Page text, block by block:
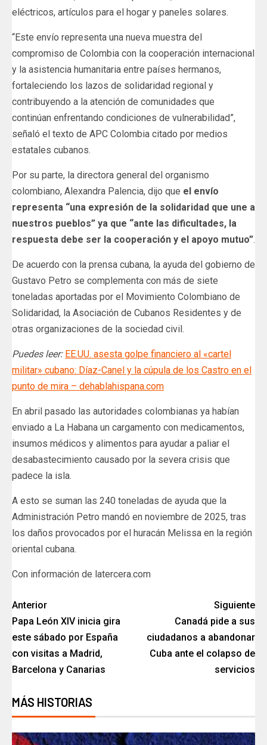
eléctricos, artículos para el hogar y paneles solares.
“Este envío representa una nueva muestra del
compromiso de Colombia con la cooperación internacional
y la asistencia humanitaria entre países hermanos,
fortaleciendo los lazos de solidaridad regional y
contribuyendo a la atención de comunidades que
continúan enfrentando condiciones de vulnerabilidad”,
señaló el texto de APC Colombia citado por medios
estatales cubanos.
Por su parte, la directora general del organismo
colombiano, Alexandra Palencia, dijo que el envío
representa “una expresión de la solidaridad que une a
nuestros pueblos” ya que “ante las dificultades, la
respuesta debe ser la cooperación y el apoyo mutuo”.
De acuerdo con la prensa cubana, la ayuda del gobierno de
Gustavo Petro se complementa con más de siete
toneladas aportadas por el Movimiento Colombiano de
Solidaridad, la Asociación de Cubanos Residentes y de
otras organizaciones de la sociedad civil.
Puedes leer: EE.UU. asesta golpe financiero al «cartel
militar» cubano: Díaz-Canel y la cúpula de los Castro en el
punto de mira – dehablahispana.com
En abril pasado las autoridades colombianas ya habían
enviado a La Habana un cargamento con medicamentos,
insumos médicos y alimentos para ayudar a paliar el
desabastecimiento causado por la severa crisis que
padece la isla.
A esto se suman las 240 toneladas de ayuda que la
Administración Petro mandó en noviembre de 2025, tras
los daños provocados por el huracán Melissa en la región
oriental cubana.
Con información de latercera.com
Anterior
Papa León XIV inicia gira
este sábado por España
con visitas a Madrid,
Barcelona y Canarias
Siguiente
Canadá pide a sus
ciudadanos a abandonar
Cuba ante el colapso de
servicios
MÁS HISTORIAS